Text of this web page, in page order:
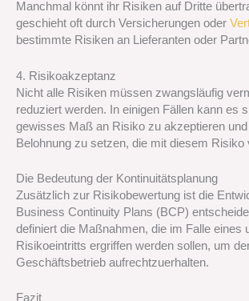
Manchmal könnt ihr Risiken auf Dritte
geschieht oft durch Versicherungen oder
bestimmte Risiken an Lieferanten oder
4. Risikoakzeptanz
Nicht alle Risiken müssen zwangsläufig
reduziert werden. In einigen Fällen kann es
gewisses Maß an Risiko zu akzeptieren und
Belohnung zu setzen, die mit diesem Risiko
Die Bedeutung der Kontinuitätsplanung
Zusätzlich zur Risikobewertung ist die
Business Continuity Plans (BCP)
definiert die Maßnahmen, die im Falle eines
Risikoeintritts ergriffen werden sollen, um
Geschäftsbetrieb aufrechtzuerhalten.
Fazit